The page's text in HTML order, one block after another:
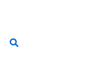
Search